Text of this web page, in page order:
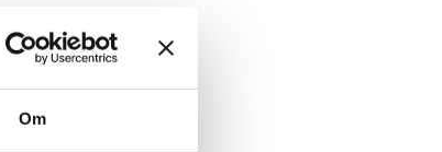
Om